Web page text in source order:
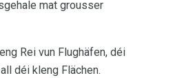
mat grousser
Rei vun Flughäfen, déi
déi kleng Flächen.